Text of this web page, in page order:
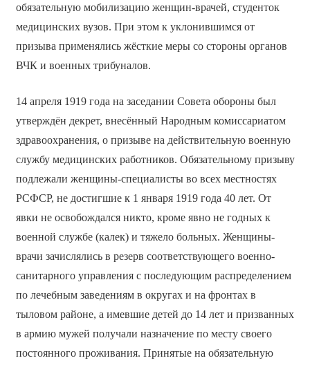
обязательную мобилизацию женщин-врачей, студенток
медицинских вузов. При этом к уклонившимся от
призыва применялись жёсткие меры со стороны органов
ВЧК и военных трибуналов.
14 апреля 1919 года на заседании Совета обороны был
утверждён декрет, внесённый Народным комиссариатом
здравоохранения, о призыве на действительную военную
службу медицинских работников. Обязательному призыву
подлежали женщины-специалисты во всех местностях
РСФСР, не достигшие к 1 января 1919 года 40 лет. От
явки не освобождался никто, кроме явно не годных к
военной службе (калек) и тяжело больных. Женщины-
врачи зачислялись в резерв соответствующего военно-
санитарного управления с последующим распределением
по лечебным заведениям в округах и на фронтах в
тыловом районе, а имевшие детей до 14 лет и призванных
в армию мужей получали назначение по месту своего
постоянного проживания. Принятые на обязательную